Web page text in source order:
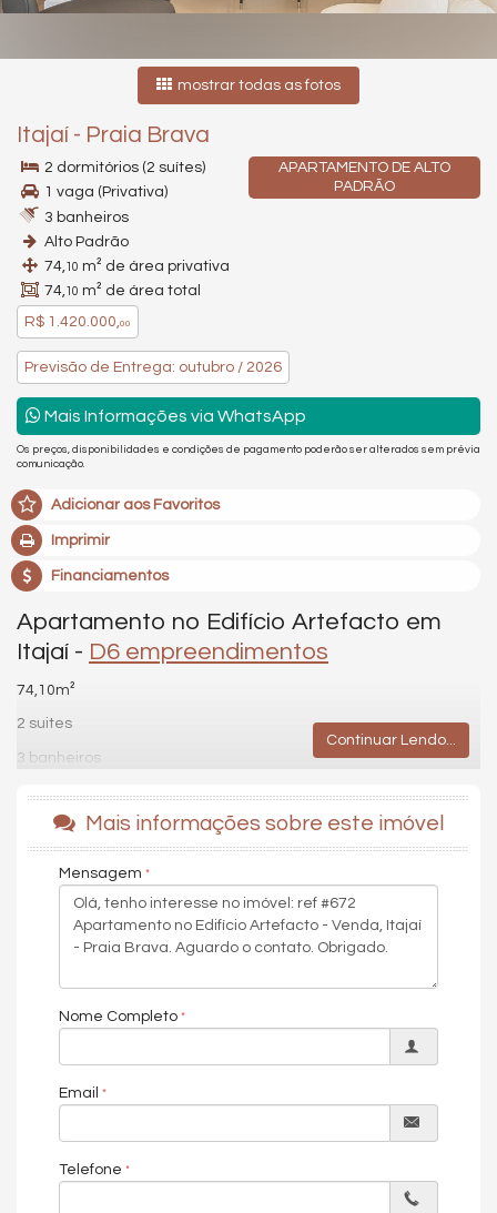
mostrar todas as fotos
Itajaí - Praia Brava
APARTAMENTO DE ALTO
PADRÃO
2 dormitórios (2 suítes)
1 vaga (Privativa)
3 banheiros
Alto Padrão
74,10 m² de área privativa
74,10 m² de área total
R$ 1.420.000,00
Previsão de Entrega: outubro / 2026
Mais Informações via WhatsApp
Os preços, disponibilidades e condições de pagamento poderão ser alterados sem prévia
comunicação.
Adicionar aos Favoritos
Imprimir
Financiamentos
Apartamento no Edifício Artefacto em
Itajaí - D6 empreendimentos
74,10m²
2 suites
3 banheiros
O Artefacto Towers by CK é um empreendimento de alto padrão,
conhecido por seus móveis de luxo e design sofisticado. ￼
É o primeiro empreendimento residencial completo assinado pela
Artefacto no Brasil, com áreas comuns mobiliadas pela marca.
Características do Imóvel
Ar Condicionado
Churrasqueira
Sistema de Alarme
Andar Alto
Vista Livre
Vista Panorâmica
Continuar Lendo...
Mais informações sobre este imóvel
Mensagem
Nome Completo
Email
Telefone